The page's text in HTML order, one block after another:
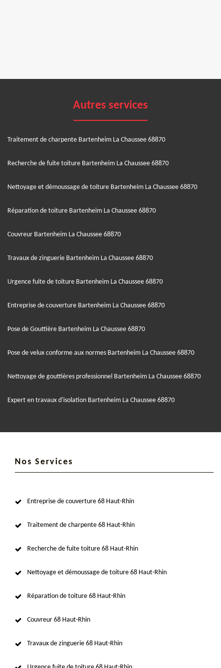
Autres services
Traitement de charpente Bartenheim La Chaussee 68870
Recherche de fuite toiture Bartenheim La Chaussee 68870
Nettoyage et démoussage de toiture Bartenheim La Chaussee 68870
Réparation de toiture Bartenheim La Chaussee 68870
Couvreur Bartenheim La Chaussee 68870
Travaux de zinguerie Bartenheim La Chaussee 68870
Urgence fuite de toiture Bartenheim La Chaussee 68870
Entreprise de couverture Bartenheim La Chaussee 68870
Pose de Gouttière Bartenheim La Chaussee 68870
Pose de velux conforme aux normes Bartenheim La Chaussee 68870
Nettoyage de gouttières professionnel Bartenheim La Chaussee 68870
Expert en travaux d'isolation Bartenheim La Chaussee 68870
Nos Services
Entreprise de couverture 68 Haut-Rhin
Traitement de charpente 68 Haut-Rhin
Recherche de fuite toiture 68 Haut-Rhin
Nettoyage et démoussage de toiture 68 Haut-Rhin
Réparation de toiture 68 Haut-Rhin
Couvreur 68 Haut-Rhin
Travaux de zinguerie 68 Haut-Rhin